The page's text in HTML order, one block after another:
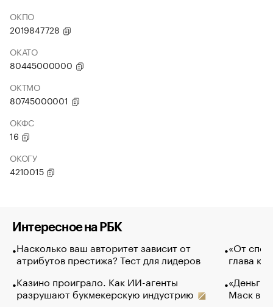
ОКПО
2019847728
ОКАТО
80445000000
ОКТМО
80745000001
ОКФС
16
ОКОГУ
4210015
Интересное на РБК
Насколько ваш авторитет зависит от
атрибутов престижа? Тест для лидеров
Казино проиграло. Как ИИ-агенты
разрушают букмекерскую индустрию
«От
глава
«Деньги
Маск в